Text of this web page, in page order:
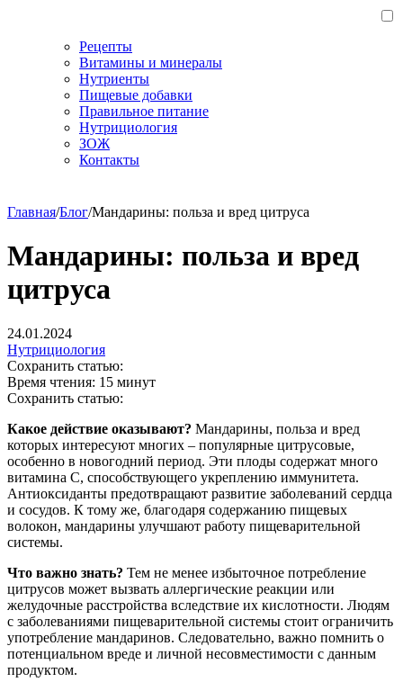
Рецепты
Витамины и минералы
Нутриенты
Пищевые добавки
Правильное питание
Нутрициология
ЗОЖ
Контакты
Главная/Блог/Мандарины: польза и вред цитруса
Мандарины: польза и вред
цитруса
24.01.2024
Нутрициология
Сохранить статью:
Время чтения: 15 минут
Сохранить статью:
Какое действие оказывают? Мандарины, польза и вред
которых интересуют многих – популярные цитрусовые,
особенно в новогодний период. Эти плоды содержат много
витамина C, способствующего укреплению иммунитета.
Антиоксиданты предотвращают развитие заболеваний сердца
и сосудов. К тому же, благодаря содержанию пищевых
волокон, мандарины улучшают работу пищеварительной
системы.
Что важно знать? Тем не менее избыточное потребление
цитрусов может вызвать аллергические реакции или
желудочные расстройства вследствие их кислотности. Людям
с заболеваниями пищеварительной системы стоит ограничить
употребление мандаринов. Следовательно, важно помнить о
потенциальном вреде и личной несовместимости с данным
продуктом.